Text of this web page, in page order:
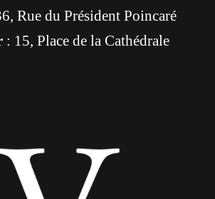
Rue du Président Poincaré
: 15, Place de la Cathédrale